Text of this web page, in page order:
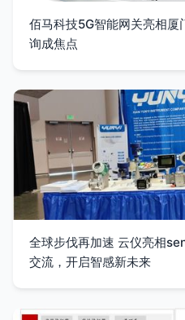
佰马科技5G智能网关亮相厦
询成焦点
全球步伐再加速 云仪亮相
交流，开启智感新未来